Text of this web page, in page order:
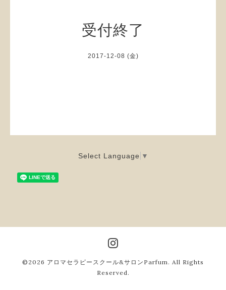
受付終了
2017-12-08 (金)
Select Language ▼
©2026 アロマセラピースクール&サロンParfum . All Rights
Reserved.